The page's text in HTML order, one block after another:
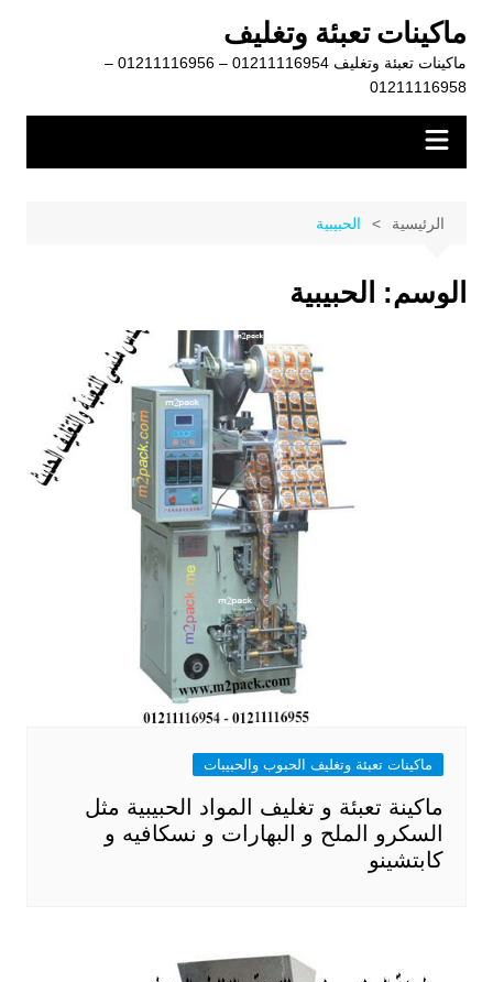
المحتوى
ماكينات تعبئة وتغليف
ماكينات تعبئة وتغليف 01211116954 – 01211116956 –
01211116958
الرئيسية الحبيبية
الوسم: الحبيبية
ماكينات تعبئة وتغليف الحبوب والحبيبات
ماكينة تعبئة و تغليف المواد الحبيبية مثل
السكرو الملح و البهارات و نسكافيه و
كابتشينو